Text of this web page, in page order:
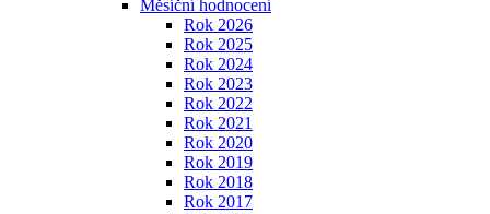
Měsíční hodnocení
Rok 2026
Rok 2025
Rok 2024
Rok 2023
Rok 2022
Rok 2021
Rok 2020
Rok 2019
Rok 2018
Rok 2017